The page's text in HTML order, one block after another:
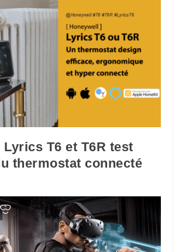
T6 et T6R test
thermostat connecté